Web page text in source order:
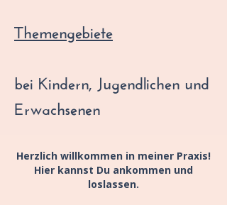
Themengebiete
bei Kindern, Jugendlichen und
Erwachsenen
Herzlich willkommen in meiner Praxis!
Hier kannst Du ankommen und
loslassen.